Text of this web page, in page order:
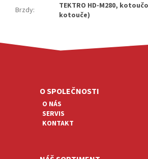
Brzdy:
TEKTRO HD-M280,
kotouče)
O SPOLEČNOSTI
O NÁS
SERVIS
KONTAKT